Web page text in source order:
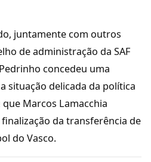
juntamente com outros
de administração da SAF
concedeu uma
situação delicada da política
Marcos Lamacchia
da transferência de
do Vasco.